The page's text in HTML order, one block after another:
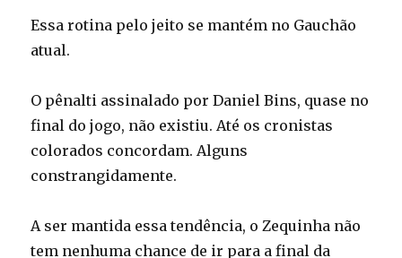
Essa rotina pelo jeito se mantém no Gauchão
atual.
O pênalti assinalado por Daniel Bins, quase no
final do jogo, não existiu. Até os cronistas
colorados concordam. Alguns
constrangidamente.
A ser mantida essa tendência, o Zequinha não
tem nenhuma chance de ir para a final da